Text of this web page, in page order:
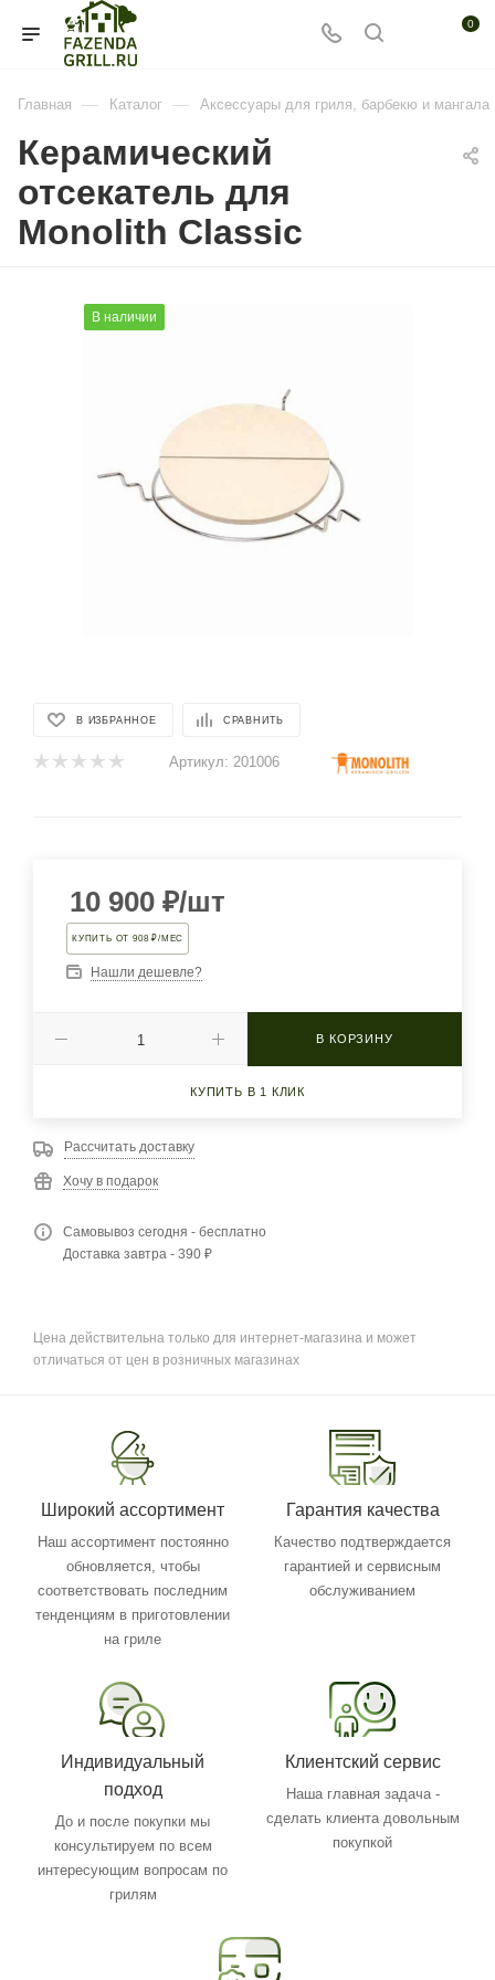
0
Главная — Каталог — Аксессуары для гриля, барбекю и мангала
Керамический
отсекатель для
Monolith Classic
В наличии
В ИЗБРАННОЕ СРАВНИТЬ
Артикул: 201006
10 900 ₽/шт
КУПИТЬ ОТ 908 ₽/МЕС
Нашли дешевле?
В КОРЗИНУ
КУПИТЬ В 1 КЛИК
Рассчитать доставку
Хочу в подарок
Самовывоз сегодня - бесплатно
Доставка завтра - 390 ₽
Цена действительна только для интернет-магазина и может
отличаться от цен в розничных магазинах
Широкий ассортимент
Наш ассортимент постоянно
обновляется, чтобы
соответствовать последним
тенденциям в приготовлении
на гриле
Гарантия качества
Качество подтверждается
гарантией и сервисным
обслуживанием
Индивидуальный
подход
До и после покупки мы
консультируем по всем
интересующим вопросам по
грилям
Клиентский сервис
Наша главная задача -
сделать клиента довольным
покупкой